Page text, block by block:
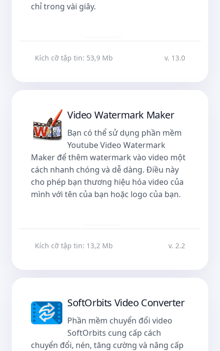
chỉ trong vài giây.
Kích cỡ tập tin: 53,9 Mb v. 13.0
Video Watermark Maker
Bạn có thể sử dụng phần mềm
Youtube Video Watermark
Maker để thêm watermark vào video một
cách nhanh chóng và dễ dàng. Điều này
cho phép bạn thương hiệu hóa video của
mình với tên của bạn hoặc logo của bạn.
Kích cỡ tập tin: 13,2 Mb v. 2.2
SoftOrbits Video Converter
Phần mềm chuyển đổi video
SoftOrbits cung cấp cách
chuyển đổi, nén, tăng cường và nâng cấp